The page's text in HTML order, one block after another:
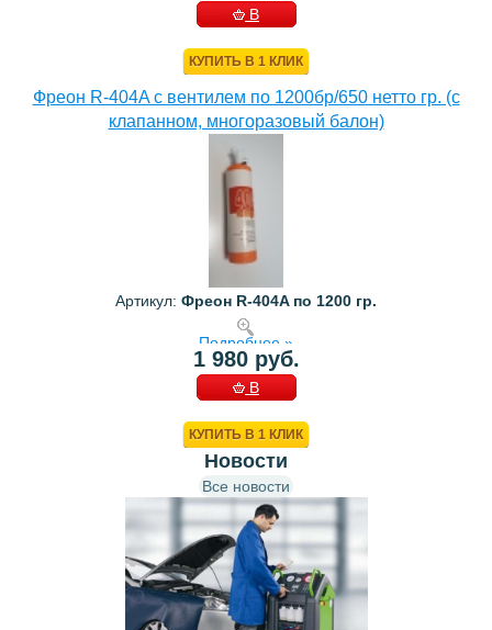
В
КУПИТЬ В 1 КЛИК
Фреон R-404A с вентилем по 1200бр/650 нетто гр. (с
клапанном, многоразовый балон)
Артикул: Фреон R-404A по 1200 гр.
Подробнее »
1 980 руб.
В
КУПИТЬ В 1 КЛИК
Новости
Все новости